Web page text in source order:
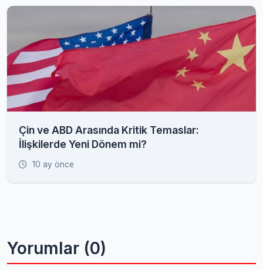
Çin ve ABD Arasında Kritik Temaslar:
İlişkilerde Yeni Dönem mi?
10 ay önce
Yorumlar (0)